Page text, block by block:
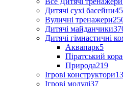
Дитячі сухі басейни45
Вуличні тренажери
Дитячі майданчики
Дитячі гімнастичні
Аквапарк5
Піратський
Природа219
Ігрові конструктори
Ігрові модулі37